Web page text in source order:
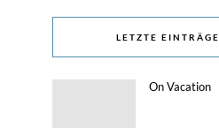
LETZTE EINTRÄGE
On Vacation